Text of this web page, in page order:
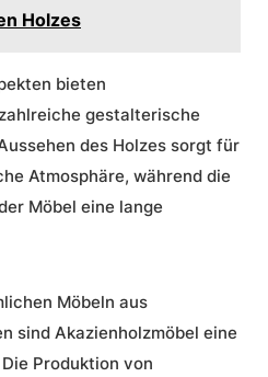
Holzes
bieten
gestalterische
des Holzes sorgt für
Atmosphäre, während die
Möbel eine lange
Möbeln aus
sind Akazienholzmöbel eine
Produktion von